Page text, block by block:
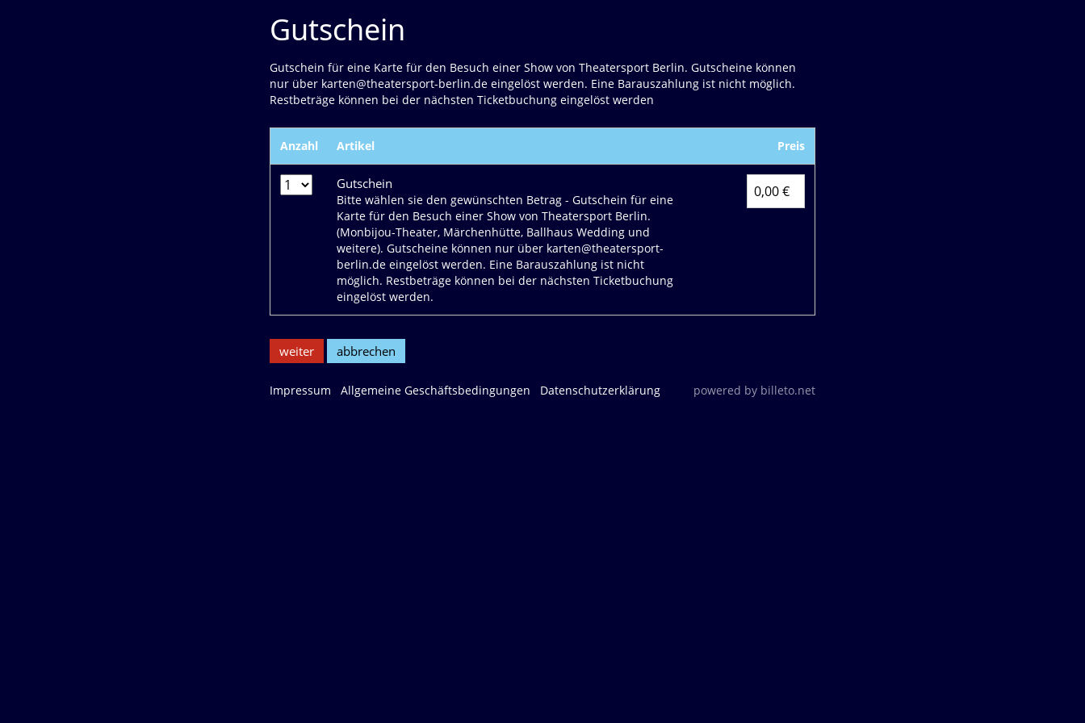
Gutschein
Gutschein für eine Karte für den Besuch einer Show von Theatersport Berlin. Gutscheine können
nur über karten@theatersport-berlin.de eingelöst werden. Eine Barauszahlung ist nicht möglich.
Restbeträge können bei der nächsten Ticketbuchung eingelöst werden
Anzahl Artikel Preis
Gutschein
Bitte wählen sie den gewünschten Betrag - Gutschein für eine
Karte für den Besuch einer Show von Theatersport Berlin.
(Monbijou-Theater, Märchenhütte, Ballhaus Wedding und
weitere). Gutscheine können nur über karten@theatersport-
berlin.de eingelöst werden. Eine Barauszahlung ist nicht
möglich. Restbeträge können bei der nächsten Ticketbuchung
eingelöst werden.
weiter abbrechen
Impressum Allgemeine Geschäftsbedingungen Datenschutzerklärung powered by billeto.net